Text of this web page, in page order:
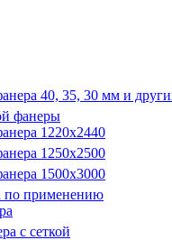
40, 35, 30 мм и
фанеры
1220x2440
1250х2500
1500x3000
по применению
с сеткой